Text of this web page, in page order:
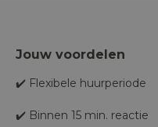
Jouw voordelen
✔️ Flexibele huurperiode
✔️ Binnen 15 min. reactie